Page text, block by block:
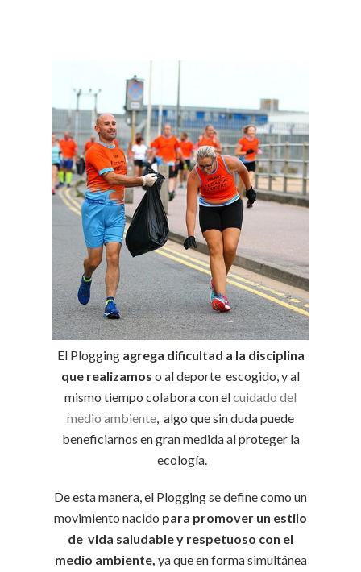
El Plogging agrega dificultad a la disciplina
que realizamos o al deporte escogido, y al
mismo tiempo colabora con elcuidado del
medio ambiente, algo que sin duda puede
beneficiarnos en gran medida al proteger la
ecología.
De esta manera, el Plogging se define como un
movimiento nacido para promover un estilo
de vida saludable y respetuoso con el
medio ambiente, ya que en forma simultánea